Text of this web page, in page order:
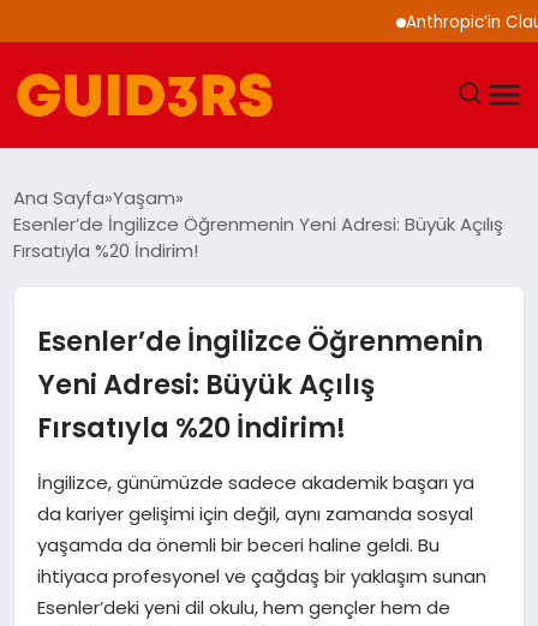
Anthropic’in Claude
YAŞAM
SAĞLIK
EKONOMI
MAGAZIN
EĞITIM
Ana Sayfa Yaşam
Esenler’de İngilizce Öğrenmenin Yeni Adresi: Büyük Açılış
Fırsatıyla %20 İndirim!
Esenler’de İngilizce Öğrenmenin
Yeni Adresi: Büyük Açılış
Fırsatıyla %20 İndirim!
İngilizce, günümüzde sadece akademik başarı ya
da kariyer gelişimi için değil, aynı zamanda sosyal
yaşamda da önemli bir beceri haline geldi. Bu
ihtiyaca profesyonel ve çağdaş bir yaklaşım sunan
Esenler’deki yeni dil okulu, hem gençler hem de